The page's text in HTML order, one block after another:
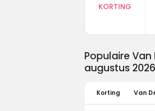
KORTING
Populaire
augustus 2026
Korting Van